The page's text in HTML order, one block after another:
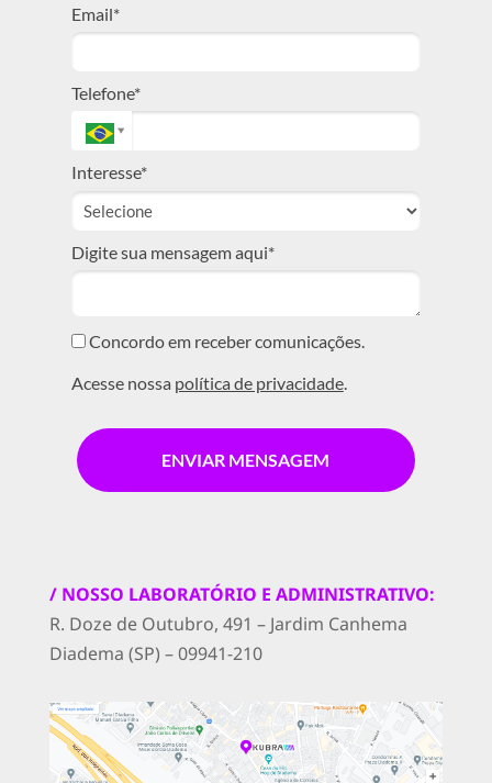
Email*
Telefone*
Interesse*
Digite sua mensagem aqui*
Concordo em receber comunicações.
Acesse nossa política de privacidade.
ENVIAR MENSAGEM
/ NOSSO LABORATÓRIO E ADMINISTRATIVO:
R. Doze de Outubro, 491 – Jardim Canhema
Diadema (SP) – 09941-210